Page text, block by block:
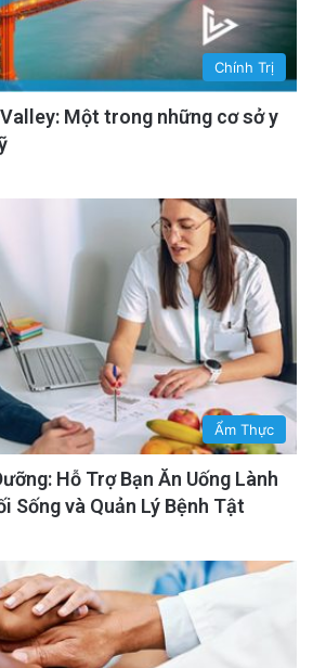
Chính Trị
Một trong những cơ sở y
Ẩm Thực
Hỗ Trợ Bạn Ăn Uống Lành
Sống và Quản Lý Bệnh Tật